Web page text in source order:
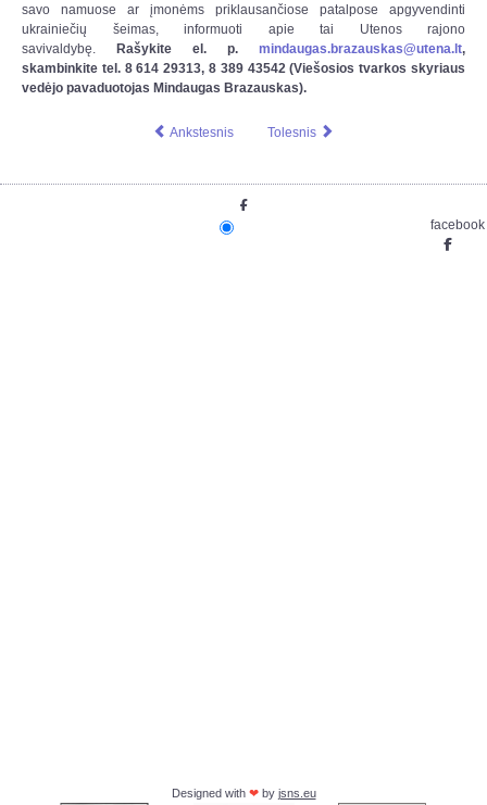
savo namuose ar įmonėms priklausančiose patalpose apgyvendinti
ukrainiečių šeimas, informuoti apie tai Utenos rajono
savivaldybę. Rašykite el. p. mindaugas.brazauskas@utena.lt,
skambinkite tel. 8 614 29313, 8 389 43542 (Viešosios tvarkos skyriaus
vedėjo pavaduotojas Mindaugas Brazauskas).
Ankstesnis Tolesnis
facebook
Designed with ❤by jsns.eu